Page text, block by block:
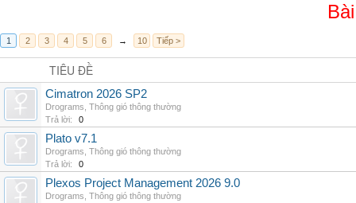
1 2 3 4 5 6 → 10 Tiếp >
TIÊU ĐỀ
Cimatron 2026 SP2
Drograms Thông gió thông thường
Trả lời:
0
Plato v7.1
Drograms Thông gió thông thường
Trả lời:
0
Plexos Project Management 2026 9.0
Drograms Thông gió thông thường